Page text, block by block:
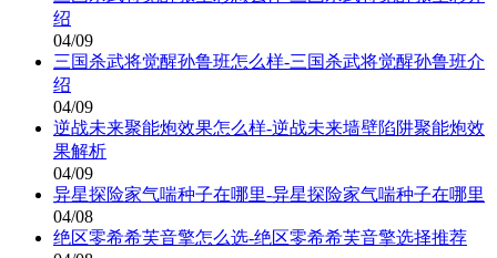
绍
04/09
三国杀武将觉醒孙鲁班怎么样-三国杀武将觉醒孙鲁班介
绍
04/09
逆战未来聚能炮效果怎么样-逆战未来墙壁陷阱聚能炮效
果解析
04/09
异星探险家气喘种子在哪里-异星探险家气喘种子在哪里
04/08
绝区零希希芙音擎怎么选-绝区零希希芙音擎选择推荐